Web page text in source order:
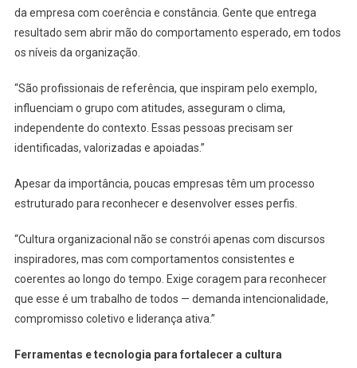
da empresa com coerência e constância. Gente que entrega
resultado sem abrir mão do comportamento esperado, em todos
os níveis da organização.
“São profissionais de referência, que inspiram pelo exemplo,
influenciam o grupo com atitudes, asseguram o clima,
independente do contexto. Essas pessoas precisam ser
identificadas, valorizadas e apoiadas.”
Apesar da importância, poucas empresas têm um processo
estruturado para reconhecer e desenvolver esses perfis.
“Cultura organizacional não se constrói apenas com discursos
inspiradores, mas com comportamentos consistentes e
coerentes ao longo do tempo. Exige coragem para reconhecer
que esse é um trabalho de todos — demanda intencionalidade,
compromisso coletivo e liderança ativa.”
Ferramentas e tecnologia para fortalecer a cultura